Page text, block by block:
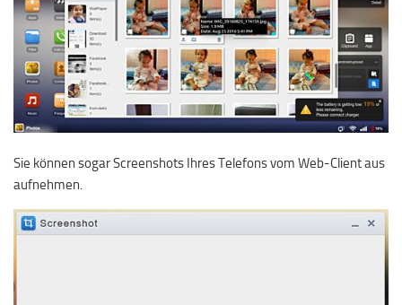
Sie können sogar Screenshots Ihres Telefons vom Web-Client aus
aufnehmen.